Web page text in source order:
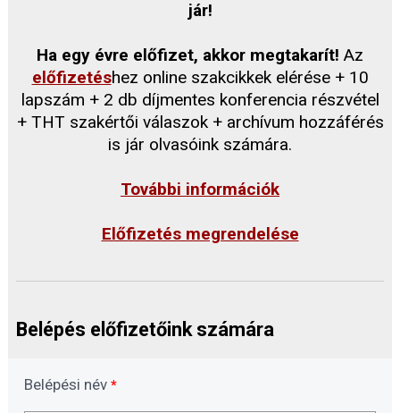
jár!
Ha egy évre előfizet, akkor megtakarít! Az
előfizetéshez online szakcikkek elérése + 10
lapszám + 2 db díjmentes konferencia részvétel
+ THT szakértői válaszok + archívum hozzáférés
is jár olvasóink számára.
További információk
Előfizetés megrendelése
Belépés előfizetőink számára
Belépési név *